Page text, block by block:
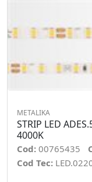
METALIKA
STRIP LED
4000K
Cod: 00765435
Cod Tec: